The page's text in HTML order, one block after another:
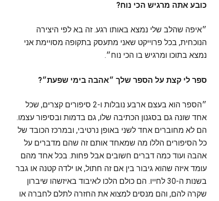
כובע אתה מרגיש הכי נוח?
״איפה שהלב שלי נמצא באותו רגע. זה בא לפי היצירה
הנוכחית, בכל פרוייקט שאני מתעסק בתקופה מסויימת אני
נמצא בתוכו ומרגיש בו הכי נוח״.
ספר לי קצת על הספר שלך ״אהבה בימי שפעת״?
״הספר הוא בעצם ארבע נובלות ו-2 סיפורים קצרים, שכל
אחד שונה גם בסגנון הכתיבה שלו, גם בדמות ובסיפור עצמו.
הם לא מחוברים אחד לשני באופן נרטיבי, ובמרכז הכובד של
כל הסיפורים הללו מה שמאחד אותם זה שהם מדברים על
אהבה ועוד כמה דברים חשובים אבל פחות. בכל אחד מהם
עומד איזה שהוא גיבור בין אם זה חתול, או ילדה קטנה או גבר
בשנות ה-30 לחייו. הם כולם הלכו לאיבוד באיזשהו שיברון
שקרה להם, והם מנסים למצוא את החזרה לתלם לחברה או